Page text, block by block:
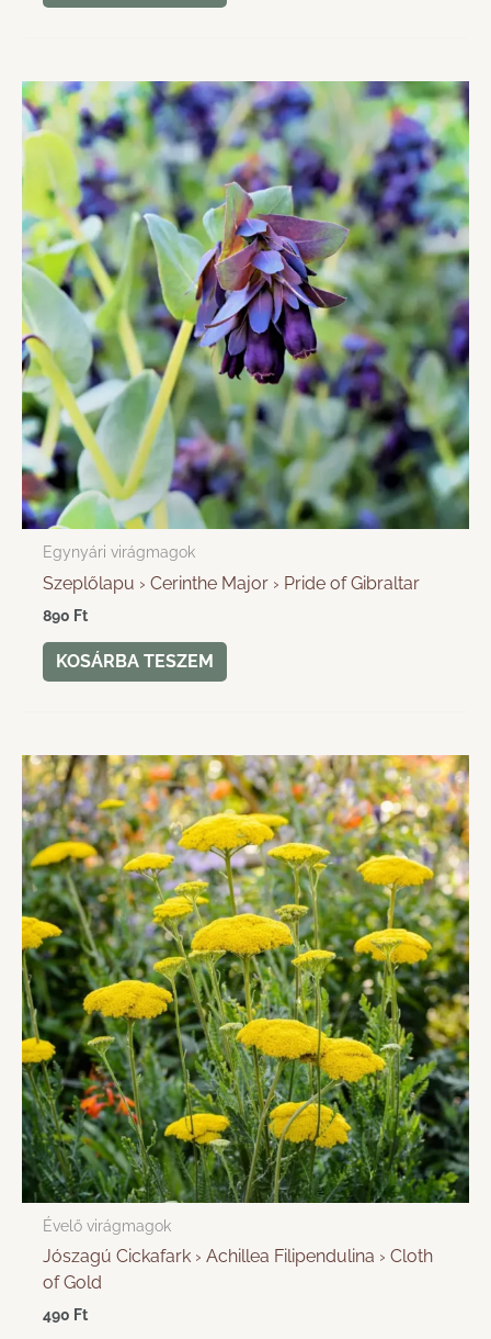
Egynyári virágmagok
Szeplőlapu › Cerinthe Major › Pride of Gibraltar
890 Ft
KOSÁRBA TESZEM
Évelő virágmagok
Jószagú Cickafark › Achillea Filipendulina › Cloth
of Gold
490 Ft